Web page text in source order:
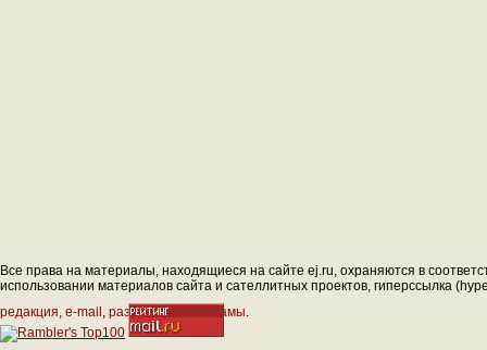
Все права на материалы, находящиеся на сайте ej.ru, охраняются в
использовании материалов сайта и сателлитных проектов, гиперссылка
редакция, e-mail , размещение рекламы.